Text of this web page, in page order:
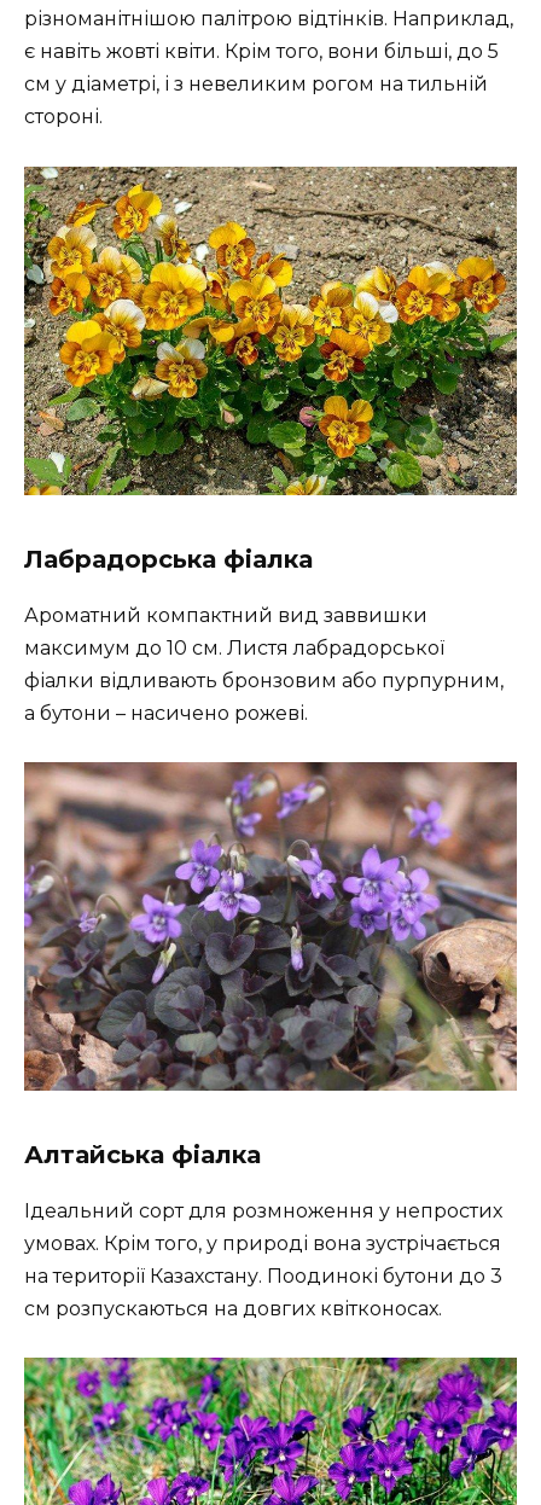
різноманітнішою палітрою відтінків. Наприклад,
є навіть жовті квіти. Крім того, вони більші, до 5
см у діаметрі, і з невеликим рогом на тильній
стороні.
Лабрадорська фіалка
Ароматний компактний вид заввишки
максимум до 10 см. Листя лабрадорської
фіалки відливають бронзовим або пурпурним,
а бутони – насичено рожеві.
Алтайська фіалка
Ідеальний сорт для розмноження у непростих
умовах. Крім того, у природі вона зустрічається
на території Казахстану. Поодинокі бутони до 3
см розпускаються на довгих квітконосах.